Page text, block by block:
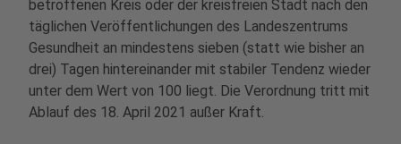
betroffenen Kreis oder der kreisfreien Stadt nach den
täglichen Veröffentlichungen des Landeszentrums
Gesundheit an mindestens sieben (statt wie bisher an
drei) Tagen hintereinander mit stabiler Tendenz wieder
unter dem Wert von 100 liegt. Die Verordnung tritt mit
Ablauf des 18. April 2021 außer Kraft.